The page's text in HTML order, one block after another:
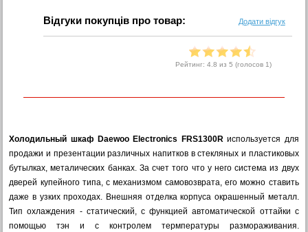
Відгуки покупців про товар: Додати відгук
Рейтинг: 4.8 из 5 (голосов 1)
Холодильный шкаф Daewoo Electronics FRS1300Rиспользуется для
продажи и презентации различных напитков в стекляных и пластиковых
бутылках, металических банках. За счет того что у него система из двух
дверей купейного типа, с механизмом самовозврата, его можно ставить
даже в узких проходах. Внешняя отделка корпуса окрашенный металл.
Тип охлаждения - статический, с функцией автоматической оттайки с
помощью тэн и с контролем термпературы размораживания.